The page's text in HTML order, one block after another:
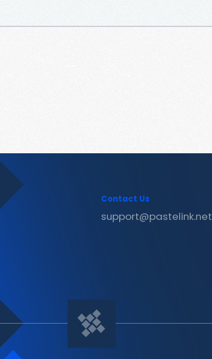
Contact Us
support@pastelink.net